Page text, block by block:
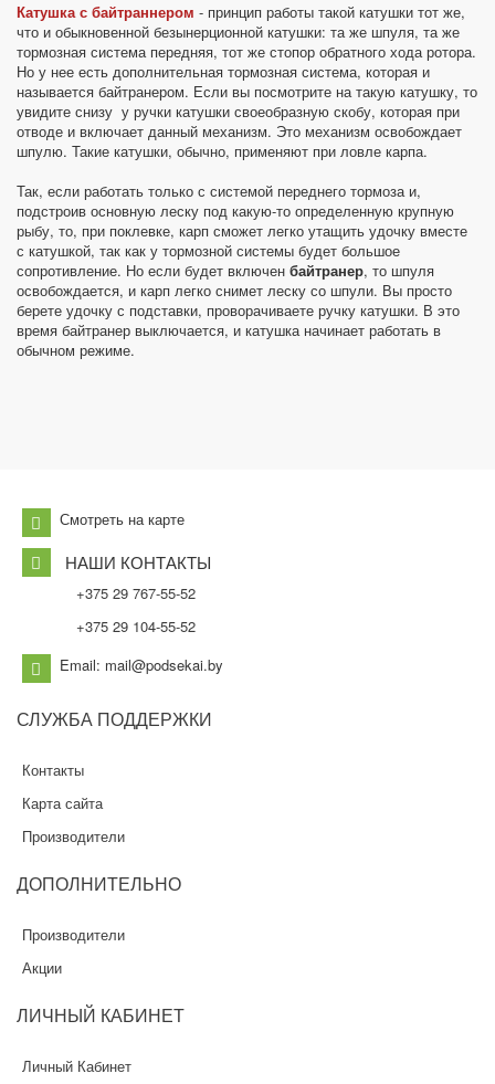
Катушка с байтраннером - принцип работы такой катушки тот же,
что и обыкновенной безынерционной катушки: та же шпуля, та же
тормозная система передняя, тот же стопор обратного хода ротора.
Но у нее есть дополнительная тормозная система, которая и
называется байтранером. Если вы посмотрите на такую катушку, то
увидите снизу у ручки катушки своеобразную скобу, которая при
отводе и включает данный механизм. Это механизм освобождает
шпулю. Такие катушки, обычно, применяют при ловле карпа.
Так, если работать только с системой переднего тормоза и,
подстроив основную леску под какую-то определенную крупную
рыбу, то, при поклевке, карп сможет легко утащить удочку вместе
с катушкой, так как у тормозной системы будет большое
сопротивление. Но если будет включен байтранер, то шпуля
освобождается, и карп легко снимет леску со шпули. Вы просто
берете удочку с подставки, проворачиваете ручку катушки. В это
время байтранер выключается, и катушка начинает работать в
обычном режиме.
Смотреть на карте
НАШИ КОНТАКТЫ
+375 29 767-55-52
+375 29 104-55-52
Email: mail@podsekai.by
СЛУЖБА ПОДДЕРЖКИ
Контакты
Карта сайта
Производители
ДОПОЛНИТЕЛЬНО
Производители
Акции
ЛИЧНЫЙ КАБИНЕТ
Личный Кабинет